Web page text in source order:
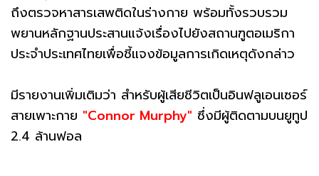
ถึงตรวจหาสารเสพติดในร่างกาย พร้อมทั้งรวบรวม
พยานหลักฐานประสานแจ้งเรื่องไปยังสถานฑูตอเมริกา
ประจำประเทศไทยเพื่อชี้แจงข้อมูลการเกิดเหตุดังกล่าว
มีรายงานเพิ่มเติมว่า สำหรับผู้เสียชีวิตเป็นอินฟลูเอนเซอร์
สายเพาะกาย "Connor Murphy" ซึ่งมีผู้ติดตามบนยูทูป
2.4 ล้านฟอล